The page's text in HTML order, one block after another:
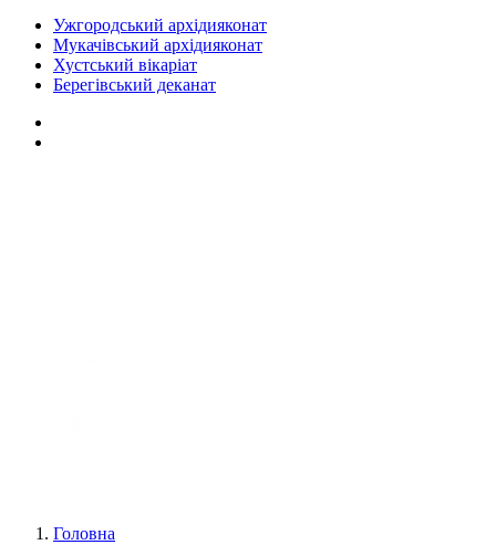
Ужгородський архідияконат
Мукачівський архідияконат
Хустський вікаріат
Берегівський деканат
Головна